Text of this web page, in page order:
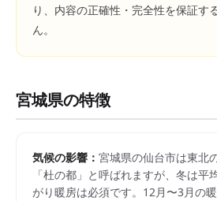
り、内容の正確性・完全性を保証す
ん。
宮城県の特徴
気候の影響： 宮城県の仙台市は東北
「杜の都」と呼ばれますが、冬は平
がり暖房は必須です。12月〜3月の